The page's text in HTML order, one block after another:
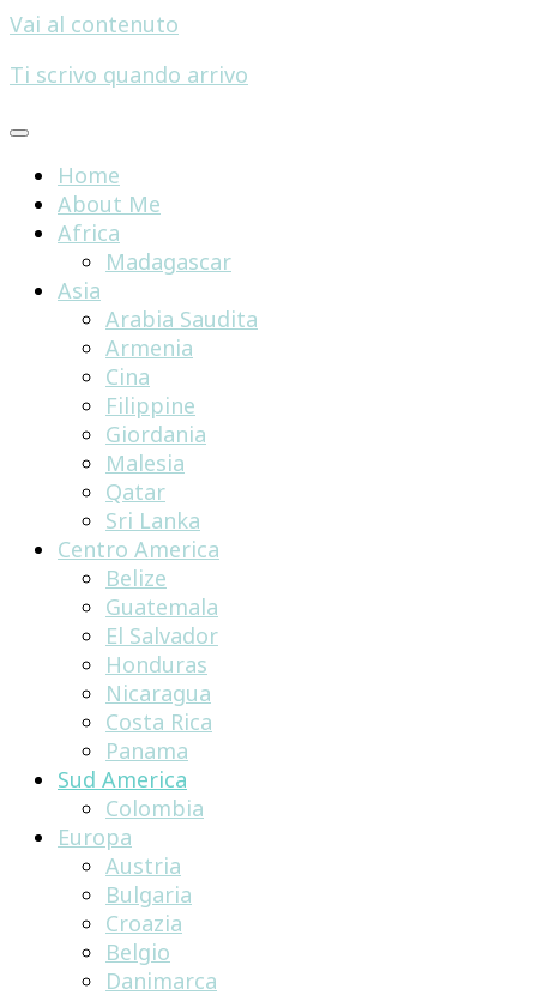
Vai al contenuto
Ti scrivo quando arrivo
Home
About Me
Africa
Madagascar
Asia
Arabia Saudita
Armenia
Cina
Filippine
Giordania
Malesia
Qatar
Sri Lanka
Centro America
Belize
Guatemala
El Salvador
Honduras
Nicaragua
Costa Rica
Panama
Sud America
Colombia
Europa
Austria
Bulgaria
Croazia
Belgio
Danimarca